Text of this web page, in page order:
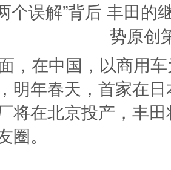
，在中国，以商用
明年春天，首家在
将在北京投产，丰
。